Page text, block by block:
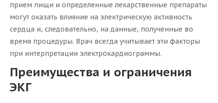
прием пищи и определенные лекарственные препараты
могут оказать влияние на электрическую активность
сердца и, следовательно, на данные, полученные во
время процедуры. Врач всегда учитывает эти факторы
при интерпретации электрокардиограммы.
Преимущества и ограничения
ЭКГ